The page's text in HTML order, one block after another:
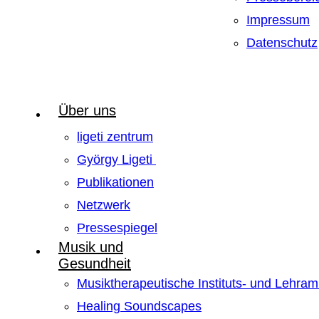
Impressum
Datenschutz
Über uns
ligeti zentrum
György Ligeti
Publikationen
Netzwerk
Pressespiegel
Musik und
Gesundheit
Musiktherapeutische Instituts- und
Healing Soundscapes